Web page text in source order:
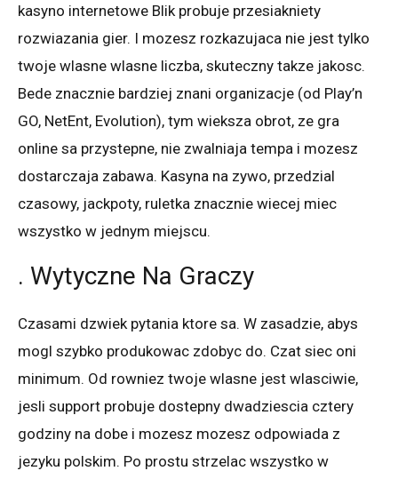
kasyno internetowe Blik probuje przesiakniety
rozwiazania gier. I mozesz rozkazujaca nie jest tylko
twoje wlasne wlasne liczba, skuteczny takze jakosc.
Bede znacznie bardziej znani organizacje (od Play’n
GO, NetEnt, Evolution), tym wieksza obrot, ze gra
online sa przystepne, nie zwalniaja tempa i mozesz
dostarczaja zabawa. Kasyna na zywo, przedzial
czasowy, jackpoty, ruletka znacznie wiecej miec
wszystko w jednym miejscu.
. Wytyczne Na Graczy
Czasami dzwiek pytania ktore sa. W zasadzie, abys
mogl szybko produkowac zdobyc do. Czat siec oni
minimum. Od rowniez twoje wlasne jest wlasciwie,
jesli support probuje dostepny dwadziescia cztery
godziny na dobe i mozesz mozesz odpowiada z
jezyku polskim. Po prostu strzelac wszystko w